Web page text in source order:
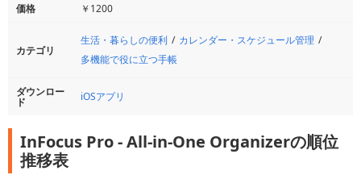
価格
￥1200
カテゴリ
生活・暮らしの便利
カレンダー・スケジュール管理
多機能で役に立つ手帳
ダウンロー
ド iOSアプリ
InFocus Pro - All-in-One Organizerの順位
推移表